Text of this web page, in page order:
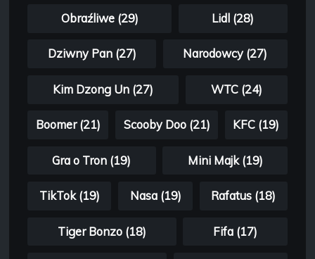
Obraźliwe (29) Lidl (28)
Dziwny Pan (27) Narodowcy (27)
Kim Dzong Un (27) WTC (24)
Boomer (21) Scooby Doo (21) KFC (19)
Gra o Tron (19) Mini Majk (19)
TikTok (19) Nasa (19) Rafatus (18)
Tiger Bonzo (18) Fifa (17)